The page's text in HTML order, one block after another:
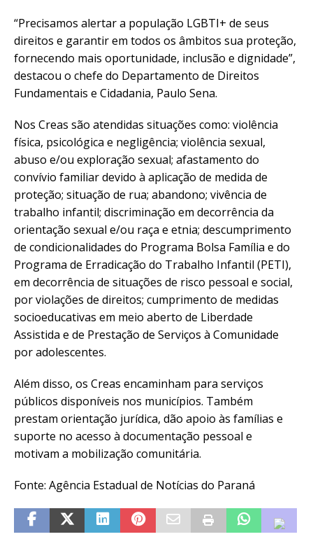
“Precisamos alertar a população LGBTI+ de seus
direitos e garantir em todos os âmbitos sua proteção,
fornecendo mais oportunidade, inclusão e dignidade”,
destacou o chefe do Departamento de Direitos
Fundamentais e Cidadania, Paulo Sena.
Nos Creas são atendidas situações como: violência
física, psicológica e negligência; violência sexual,
abuso e/ou exploração sexual; afastamento do
convívio familiar devido à aplicação de medida de
proteção; situação de rua; abandono; vivência de
trabalho infantil; discriminação em decorrência da
orientação sexual e/ou raça e etnia; descumprimento
de condicionalidades do Programa Bolsa Família e do
Programa de Erradicação do Trabalho Infantil (PETI),
em decorrência de situações de risco pessoal e social,
por violações de direitos; cumprimento de medidas
socioeducativas em meio aberto de Liberdade
Assistida e de Prestação de Serviços à Comunidade
por adolescentes.
Além disso, os Creas encaminham para serviços
públicos disponíveis nos municípios. Também
prestam orientação jurídica, dão apoio às famílias e
suporte no acesso à documentação pessoal e
motivam a mobilização comunitária.
Fonte: Agência Estadual de Notícias do Paraná